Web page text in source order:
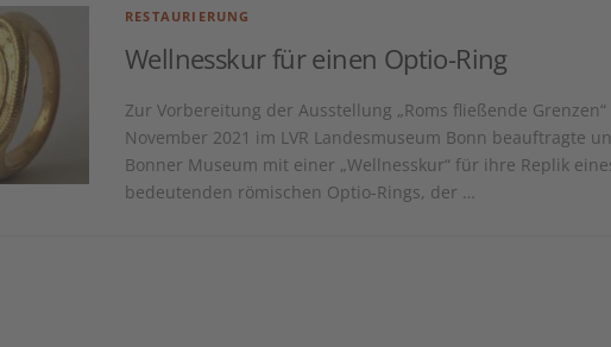
RESTAURIERUNG
Wellnesskur für einen Optio-Ring
Zur Vorbereitung der Ausstellung „Roms fließende Grenzen“
November 2021 im LVR Landesmuseum Bonn beauftragte
Bonner Museum mit einer „Wellnesskur“ für ihre Replik
bedeutenden römischen Optio-Rings, der …